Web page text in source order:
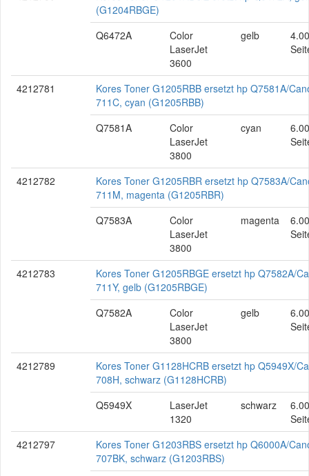
(G1204RBGE)
Q6472A
Color
LaserJet
3600
gelb
4212781
Kores Toner G1205RBB ersetzt hp Q7581A/
711C, cyan (G1205RBB)
Q7581A
Color
LaserJet
3800
cyan
4212782
Kores Toner G1205RBR ersetzt hp Q7583A/
711M, magenta (G1205RBR)
Q7583A
Color
LaserJet
3800
magenta
4212783
Kores Toner G1205RBGE ersetzt hp Q7582A/
711Y, gelb (G1205RBGE)
Q7582A
Color
LaserJet
3800
gelb
4212789
Kores Toner G1128HCRB ersetzt hp Q5949X/
708H, schwarz (G1128HCRB)
Q5949X
LaserJet
1320
schwarz
4212797
Kores Toner G1203RBS ersetzt hp Q6000A/
707BK, schwarz (G1203RBS)